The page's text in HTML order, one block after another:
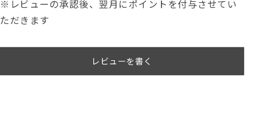
※レビューの承認後、翌月にポイントを付与させてい
ただきます
レビューを書く